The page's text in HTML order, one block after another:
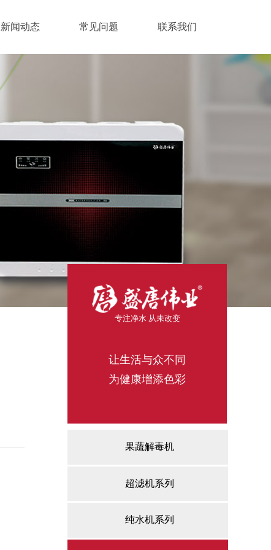
专注净水 从未改变
让生活与众不同
为健康增添色彩
果蔬解毒机
超滤机系列
纯水机系列
新闻动态 常见问题 联系我们